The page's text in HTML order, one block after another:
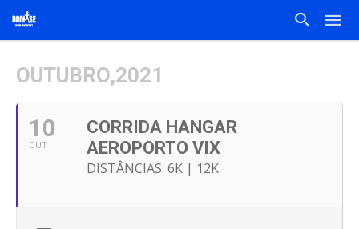
OUTUBRO,2021
10
OUT
CORRIDA HANGAR
AEROPORTO VIX
DISTÂNCIAS: 6K | 12K